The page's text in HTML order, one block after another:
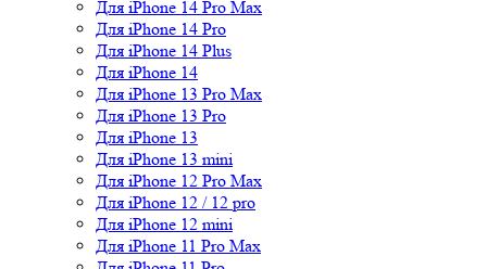
Для iPhone 14 Pro Max
Для iPhone 14 Pro
Для iPhone 14 Plus
Для iPhone 14
Для iPhone 13 Pro Max
Для iPhone 13 Pro
Для iPhone 13
Для iPhone 13 mini
Для iPhone 12 Pro Max
Для iPhone 12 / 12 pro
Для iPhone 12 mini
Для iPhone 11 Pro Max